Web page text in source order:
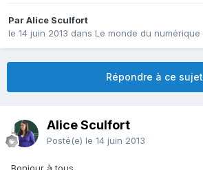
Par Alice Sculfort
le 14 juin 2013 dans Le monde du numérique
Répondre à ce sujet
Alice Sculfort
Posté(e) le 14 juin 2013